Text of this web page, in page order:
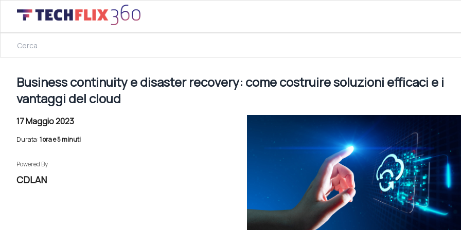
Business continuity e disaster recovery: come costruire soluzioni efficaci e i vantaggi del cloud
Business continuity e disaster recovery: come costruire soluzioni efficaci e i
vantaggi del cloud
17 Maggio 2023
Durata:1 ora e 5 minuti
Powered By
CDLAN